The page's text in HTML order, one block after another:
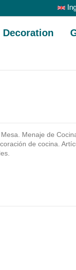
Decoration
Menaje de
de cocina.